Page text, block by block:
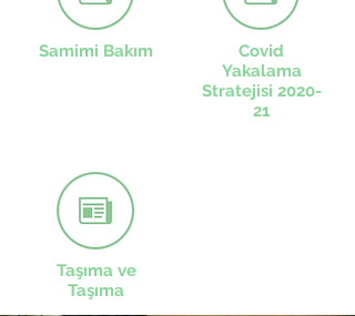
Samimi Bakım
Covid
Yakalama
Stratejisi 2020-
21
Taşıma ve
Taşıma